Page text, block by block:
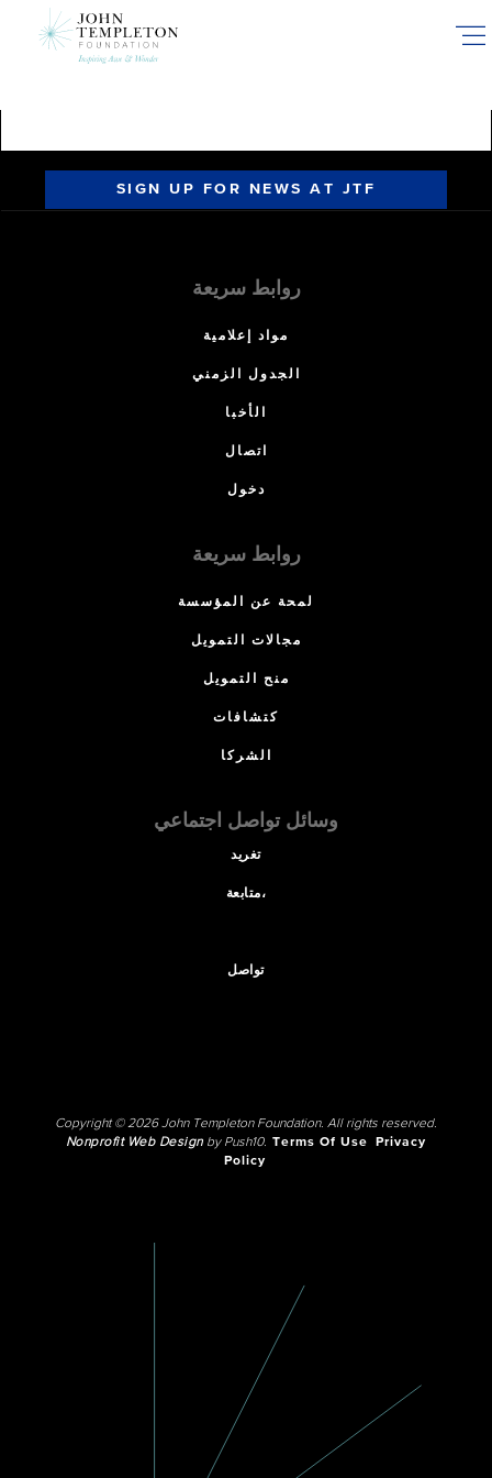
SIGN UP FOR NEWS AT JTF
روابط سريعة
مواد إعلامية
الجدول الزمني
الأخبا
اتصال
دخول
روابط سريعة
لمحة عن المؤسسة
مجالات التمويل
منح التمويل
كتشافات
الشركا
وسائل تواصل اجتماعي
تغريد
متابعة،
تواصل
Copyright © 2026 John Templeton Foundation. All rights reserved.
Nonprofit Web Designby Push10. Terms Of Use
Privacy
Policy